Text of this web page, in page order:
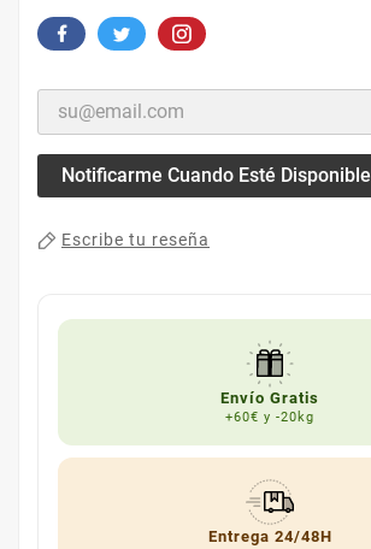
Notificarme Cuando Esté Disponible
Escribe tu reseña
Envío Gratis
+60€ y -20kg
Entrega 24/48H